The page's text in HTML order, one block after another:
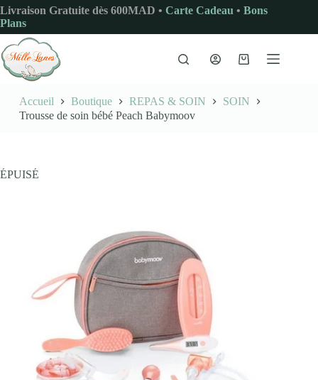
Passer
au
contenu
Livraison Gratuite dès 600MAD • Carte Cadeau • Bons
Plans
Panier
Accueil Boutique REPAS & SOIN
SOIN
Trousse de soin bébé Peach Babymoov
ÉPUISÉ